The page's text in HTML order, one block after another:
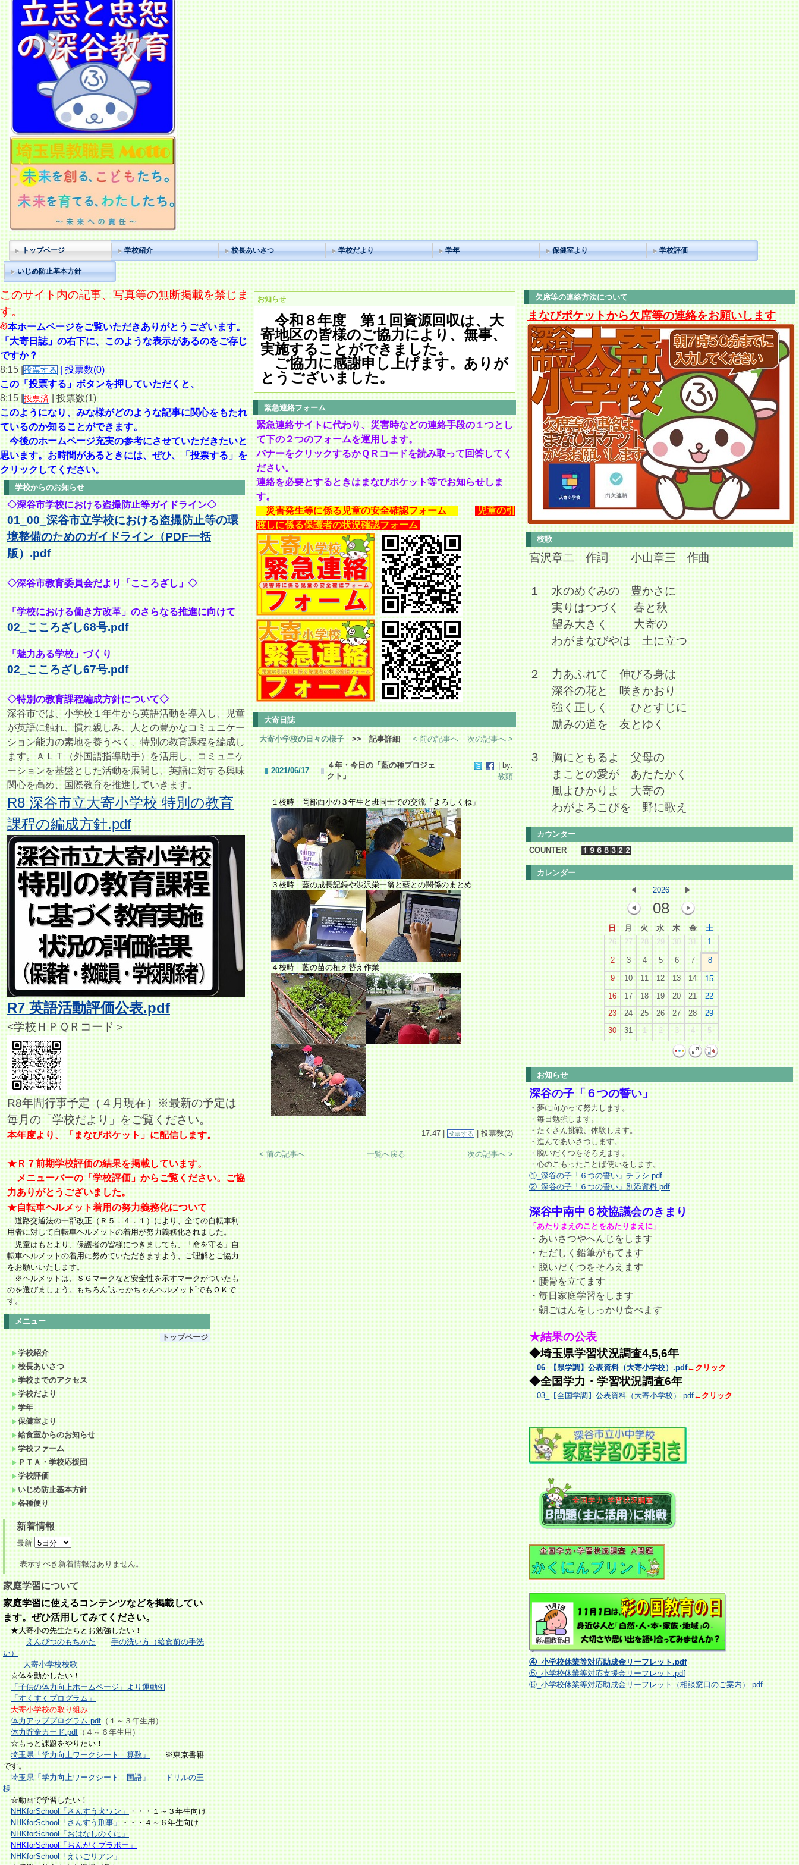
トップページ 学校紹介 校長あいさつ 学校だより 学年 保健室より 学校評価
いじめ防止基本方針
このサイト内の記事、写真等の無断掲載を禁じま
す。
本ホームページをご覧いただきありがとうございます。
「大寄日誌」の右下に、このような表示があるのをご存じ
ですか？
8:15 |投票する | 投票数(0)
この「投票する」ボタンを押していただくと、
8:15 |投票済 | 投票数(1)
このようになり、 みな様がどのような記事に関心をもたれ
ているのか知ることができます。
今後のホームページ充実の参考にさせていただきたいと
思います。お時間があるときには、ぜひ、「投票する」を
クリックしてください。
学校からのお知らせ
◇深谷市学校における盗撮防止等ガイドライン◇
01_00_深谷市立学校における盗撮防止等の環
境整備のためのガイドライン（PDF一括
版）.pdf
◇深谷市教育委員会だより「こころざし」◇
「学校における働き方改革」のさらなる推進に向けて
02_こころざし68号.pdf
「魅力ある学校」づくり
02_こころざし67号.pdf
◇特別の教育課程編成方針について◇
深谷市では、小学校１年生から英語活動を導入し、児童
が英語に触れ、慣れ親しみ、人との豊かなコミュニケー
ション能力の素地を養うべく、特別の教育課程を編成し
ます。ＡＬＴ（外国語指導助手）を活用し、コミュニケ
ーションを基盤とした活動を展開し、英語に対する興味
関心を高め、国際教育を推進していきます。
R8 深谷市立大寄小学校 特別の教育
課程の編成方針.pdf
R7 英語活動評価公表.pdf
<学校ＨＰＱＲコード＞
R8年間行事予定（４月現在）※最新の予定は
毎月の「学校だより」をご覧ください。
本年度より、「まなびポケット」に配信します。
★Ｒ７前期学校評価の結果を掲載しています。
メニューバーの「学校評価」からご覧ください。 ご協
力ありがとうございました。
★自転車ヘルメット着用の努力義務化について
道路交通法の一部改正（Ｒ５．４．１）により、全ての自転車利
用者に対して自転車ヘルメットの着用が努力義務化されました。
児童はもとより、保護者の皆様につきましても、「命を守る」自
転車ヘルメットの着用に努めていただきますよう、ご理解とご協力
をお願いいたします。
※ヘルメットは、ＳＧマークなど安全性を示すマークがついたも
のを選びましょう。もちろん“ふっかちゃんヘルメット”でもＯＫで
す。
メニュー
トップページ
学校紹介
校長あいさつ
学校までのアクセス
学校だより
学年
保健室より
給食室からのお知らせ
学校ファーム
ＰＴＡ・学校応援団
学校評価
いじめ防止基本方針
各種便り
新着情報
最新
表示すべき新着情報はありません。
家庭学習について
家庭学習に使えるコンテンツなどを掲載してい
ます。ぜひ活用してみてください。
★大寄小の先生たちとお勉強したい！
えんぴつのもちかた
手の洗い方（給食前の手洗
い）
大寄小学校校歌
☆体を動かしたい！
「子供の体力向上ホームページ」より運動例
「すくすくプログラム」
大寄小学校の取り組み
体力アッププログラム.pdf（１～３年生用）
体力貯金カード.pdf （４～６年生用）
☆もっと課題をやりたい！
埼玉県「学力向上ワークシート 算数」 ※東京書籍
です。
埼玉県「学力向上ワークシート 国語」
ドリルの王
様
☆動画で学習したい！
NHKforSchool 「さんすう犬ワン」 ・・・１～３年生向け
NHKforSchool 「さんすう刑事」 ・・・４～６年生向け
NHKforSchool「おはなしのくに」
NHKforSchool「おんがくブラボー」
NHKforSchool「えいごリアン」
お知らせ
令和８年度 第１回資源回収は、大
寄地区の皆様のご協力により、無事、
実施することができました。
ご協力に感謝申し上げます。ありが
とうございました。
緊急連絡フォーム
緊急連絡サイトに代わり、災害時などの連絡手段の１つとし
て下の２つのフォームを運用します。
バナーをクリックするかＱＲコードを読み取って回答してく
ださい。
連絡を必要とするときはまなびポケット等でお知らせしま
す。
災害発生等に係る児童の安全確認フォーム
児童の引
渡しに係る保護者の状況確認フォーム
大寄日誌
大寄小学校の日々の様子 >> 記事詳細 < 前の記事へ 次の記事へ >
2021/06/17
４年・今日の「藍の種プロジェ
クト」
| by:
教頭
１校時 岡部西小の３年生と班同士での交流「よろしくね」
３校時 藍の成長記録や渋沢栄一翁と藍との関係のまとめ
４校時 藍の苗の植え替え作業
17:47 |投票する | 投票数(2)
< 前の記事へ 次の記事へ >
一覧へ戻る
欠席等の連絡方法について
まなびポケットから欠席等の連絡をお願いします
校歌
宮沢章二 作詞 小山章三 作曲
１ 水のめぐみの 豊かさに
実りはつづく 春と秋
望み大きく 大寄の
わがまなびやは 土に立つ
２ 力あふれて 伸びる身は
深谷の花と 咲きかおり
強く正しく ひとすじに
励みの道を 友とゆく
３ 胸にともるよ 父母の
まことの愛が あたたかく
風よひかりよ 大寄の
わがよろこびを 野に歌え
カウンター
COUNTER
カレンダー
2026
08
日 月 火 水 木 金
土
26
27 28 29 30 31 1
2 3 4 5 6 7
8
9
10 11 12 13 14
15
16
17 18 19 20 21
22
23
24 25 26 27 28
29
30
31 1 2 3 4 5
お知らせ
深谷の子「６つの誓い」
・夢に向かって努力します。
・毎日勉強します。
・たくさん挑戦、体験します。
・進んであいさつします。
・脱いだくつをそろえます。
・心のこもったことば使いをします。
①_深谷の子「６つの誓い」チラシ.pdf
②_深谷の子「６つの誓い」別添資料.pdf
深谷中南中６校協議会のきまり
「あたりまえのことをあたりまえに」
・あいさつやへんじをします
・ただしく鉛筆がもてます
・脱いだくつをそろえます
・腰骨を立てます
・毎日家庭学習をします
・朝ごはんをしっかり食べます
★結果の公表
◆埼玉県学習状況調査4,5,6年
06_【県学調】公表資料（大寄小学校）.pdf←クリック
◆全国学力・学習状況調査6年
03_【全国学調】公表資料（大寄小学校）.pdf←クリック
④_小学校休業等対応助成金リーフレット.pdf
⑤_小学校休業等対応支援金リーフレット.pdf
⑥_小学校休業等対応助成金リーフレット（相談窓口のご案内）.pdf